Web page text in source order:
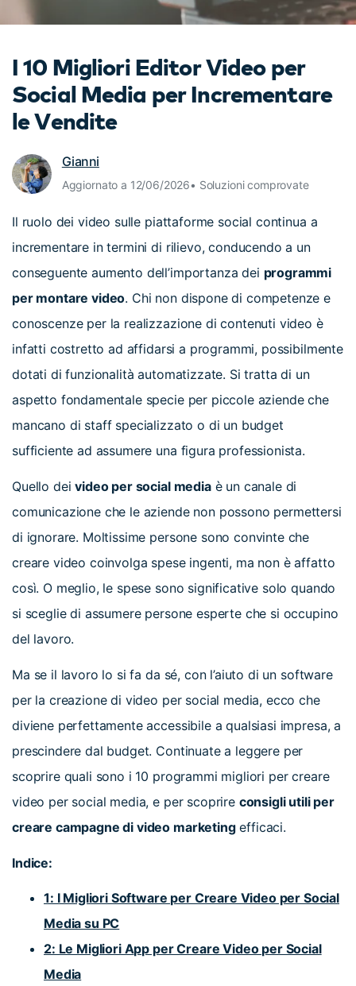
Tip per YouTube
Apprendimento
I 10 Migliori Editor Video per
Social Media per Incrementare
le Vendite
Gianni
Aggiornato a 12/06/2026• Soluzioni comprovate
Il ruolo dei video sulle piattaforme social continua a
incrementare in termini di rilievo, conducendo a un
conseguente aumento dell’importanza dei programmi
per montare video. Chi non dispone di competenze e
conoscenze per la realizzazione di contenuti video è
infatti costretto ad affidarsi a programmi, possibilmente
dotati di funzionalità automatizzate. Si tratta di un
aspetto fondamentale specie per piccole aziende che
mancano di staff specializzato o di un budget
sufficiente ad assumere una figura professionista.
Quello deivideo per social mediaè un canale di
comunicazione che le aziende non possono permettersi
di ignorare. Moltissime persone sono convinte che
creare video coinvolga spese ingenti, ma non è affatto
così. O meglio, le spese sono significative solo quando
si sceglie di assumere persone esperte che si occupino
del lavoro.
Ma se il lavoro lo si fa da sé, con l’aiuto di un software
per la creazione di video per social media, ecco che
diviene perfettamente accessibile a qualsiasi impresa, a
prescindere dal budget. Continuate a leggere per
scoprire quali sono i 10 programmi migliori per creare
video per social media, e per scoprire consigli utili per
creare campagne di video marketingefficaci.
Indice:
1: I Migliori Software per Creare Video per Social
Media su PC
2: Le Migliori App per Creare Video per Social
Media